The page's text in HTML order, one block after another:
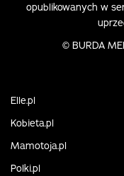
opublikowanych w
© BURDA
Elle.pl
Kobieta.pl
Mamotoja.pl
Polki.pl